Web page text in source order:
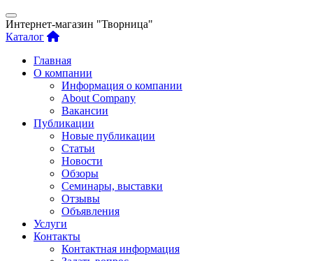
Интернет-магазин "Творница"
Каталог
Главная
О компании
Информация о компании
About Company
Вакансии
Публикации
Новые публикации
Статьи
Новости
Обзоры
Семинары, выставки
Отзывы
Объявления
Услуги
Контакты
Контактная информация